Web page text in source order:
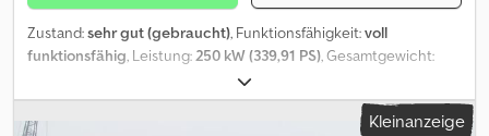
Zustand:sehr gut (gebraucht), Funktionsfähigkeit:voll
funktionsfähig, Leistung:250 kW (339,91 PS), Gesamtgewicht:
, Betriebsstunden:
Bordcomputer, Klimaanlage, Zusatzscheinwerfer, Volvo L180H
Betriebsstunden 5.800h Baujahr 2022 Volvo Garantie bis 2028
Kleinanzeige